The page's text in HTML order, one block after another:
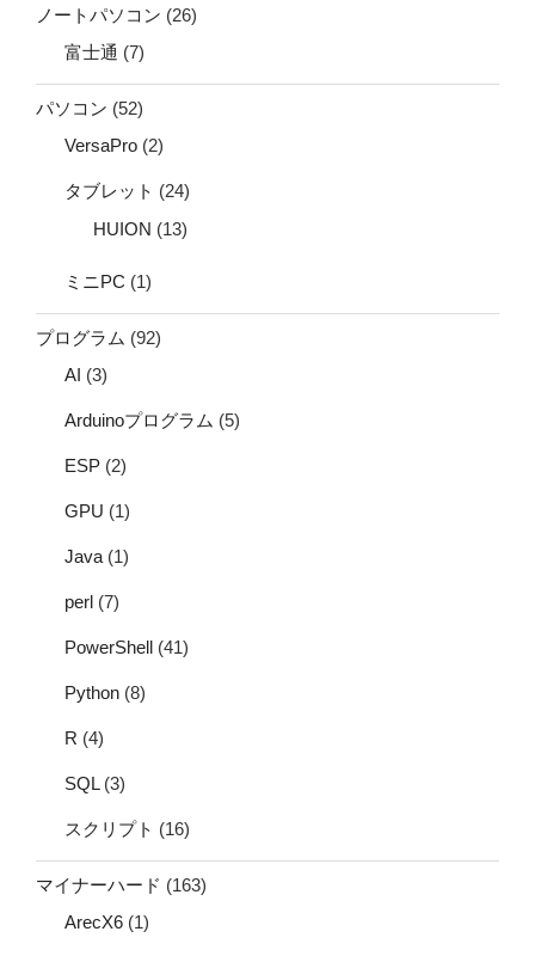
ノートパソコン (26)
富士通 (7)
パソコン (52)
VersaPro (2)
タブレット (24)
HUION (13)
ミニPC (1)
プログラム (92)
AI (3)
Arduinoプログラム (5)
ESP (2)
GPU (1)
Java (1)
perl (7)
PowerShell (41)
Python (8)
R (4)
SQL(3)
スクリプト (16)
マイナーハード (163)
ArecX6 (1)